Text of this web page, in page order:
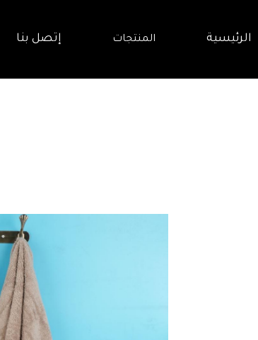
الرئيسية المنتجات إتصل بنا